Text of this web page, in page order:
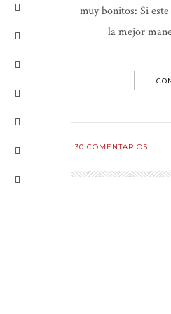
muy bonitos: Si
la mejor
30 COMENTARIOS